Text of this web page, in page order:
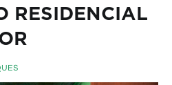
RESIDENCIAL